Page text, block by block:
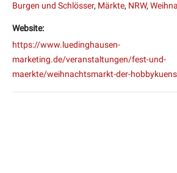
Burgen und Schlösser, Märkte, NRW,
Website:
https://www.luedinghausen-
marketing.de/veranstaltungen/fest-und-
maerkte/weihnachtsmarkt-der-